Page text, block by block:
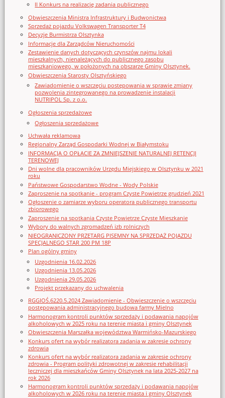
II Konkurs na realizację zadania publicznego
Obwieszczenia Ministra Infrastruktury i Budwonictwa
Sprzedaż pojazdu Volkswagen Transporter T4
Decyzje Burmistrza Olsztynka
Informacje dla Zarządców Nieruchomości
Zestawienie danych dotyczących czynszów najmu lokali
mieszkalnych, nienależących do publicznego zasobu
mieszkaniowego, w położonych na obszarze Gminy Olsztynek.
Obwieszczenia Starosty Olsztyńskiego
Zawiadomienie o wszczęciu postępowania w sprawie zmiany
pozwolenia zintegrowanego na prowadzenie instalacji
NUTRIPOL Sp. z o.o.
Ogłoszenia sprzedażowe
Ogłoszenia sprzedażowe
Uchwała reklamowa
Regionalny Zarząd Gospodarki Wodnej w Białymstoku
INFORMACJA O OPŁACIE ZA ZMNIEJSZENIE NATURALNEJ RETENCJI
TERENOWEJ
Dni wolne dla pracowników Urzędu Miejskiego w Olsztynku w 2021
roku
Państwowe Gospodarstwo Wodne - Wody Polskie
Zaproszenie na spotkanie - program Czyste Powietrze grudzień 2021
Ogłoszenie o zamiarze wyboru operatora publicznego transportu
zbiorowego
Zaproszenie na spotkania Czyste Powietrze Czyste Mieszkanie
Wybory do walnych zgromadzeń izb rolniczych
NIEOGRANICZONY PRZETARG PISEMNY NA SPRZEDAŻ POJAZDU
SPECJALNEGO STAR 200 PM 18P
Plan ogólny gminy
Uzgodnienia 16.02.2026
Uzgodnienia 13.05.2026
Uzgodnienia 29.05.2026
Projekt przekazany do uchwalenia
RGGIOŚ.6220.5.2024 Zawiadomienie - Obwieszczenie o wszczęciu
postępowania administracyjnego budowa farmy Mielno
Harmonogram kontroli punktów sprzedaży i podawania napojów
alkoholowych w 2025 roku na terenie miasta i gminy Olsztynek
Obwieszczenia Marszałka województwa Warmińsko-Mazurskiego
Konkurs ofert na wybór realizatora zadania w zakresie ochrony
zdrowia
Konkurs ofert na wybór realizatora zadania w zakresie ochrony
zdrowia - Program polityki zdrowotnej w zakresie rehabilitacji
leczniczej dla mieszkańców Gminy Olsztynek na lata 2025-2027 na
rok 2026
Harmonogram kontroli punktów sprzedaży i podawania napojów
alkoholowych w 2026 roku na terenie miasta i gminy Olsztynek